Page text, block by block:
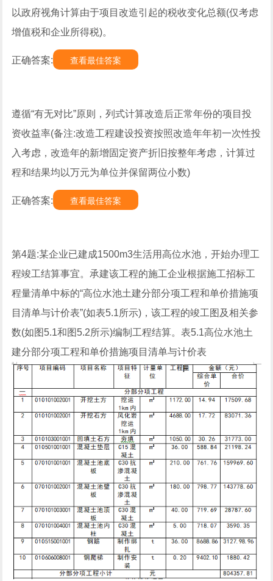
以政府视角计算由于项目改造引起的税收变化总额(仅考虑
增值税和企业所得税)。
正确答案: 查看最佳答案
遵循“有无对比”原则，列式计算改造后正常年份的项目投
资收益率(备注:改造工程建设投资按照改造年年初一次性投
入考虑，改造年的新增固定资产折旧按整年考虑，计算过
程和结果均以万元为单位并保留两位小数)
正确答案: 查看最佳答案
第4题:某企业已建成1500m3生活用高位水池，开始办理工
程竣工结算事宜。承建该工程的施工企业根据施工招标工
程量清单中标的“高位水池土建分部分项工程和单价措施项
目清单与计价表”(如表5.1所示)，该工程的竣工图及相关参
数(如图5.1和图5.2所示)编制工程结算。表5.1高位水池土
建分部分项工程和单价措施项目清单与计价表